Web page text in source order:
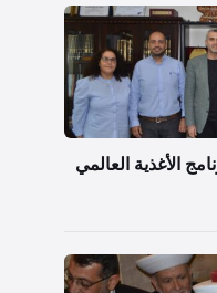
الأغذية العالمي